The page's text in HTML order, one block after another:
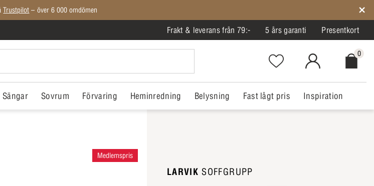
Medlemspriser på ALLT*
Frakt & leverans från 79:- 5 års garanti Presentkort
Favorites.NavigationButton.Text
MitIlva.Login
0
Sängar Sovrum Förvaring Heminredning Belysning Fast lågt pris Inspiration
Medlemspris
LARVIK SOFFGRUPP